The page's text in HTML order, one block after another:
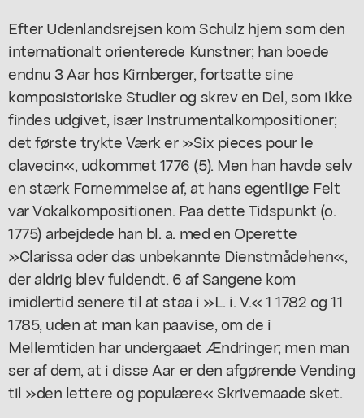
Efter Udenlandsrejsen kom Schulz hjem som den
internationalt orienterede Kunstner; han boede
endnu 3 Aar hos Kirnberger, fortsatte sine
komposistoriske Studier og skrev en Del, som ikke
findes udgivet, især Instrumentalkompositioner;
det første trykte Værk er »Six pieces pour le
clavecin«, udkommet 1776 (5). Men han havde selv
en stærk Fornemmelse af, at hans egentlige Felt
var Vokalkompositionen. Paa dette Tidspunkt (o.
1775) arbejdede han bl. a. med en Operette
»Clarissa oder das unbekannte Dienstmådehen«,
der aldrig blev fuldendt. 6 af Sangene kom
imidlertid senere til at staa i »L. i. V.« 1 1782 og 11
1785, uden at man kan paavise, om de i
Mellemtiden har undergaaet Ændringer; men man
ser af dem, at i disse Aar er den afgørende Vending
til »den lettere og populære« Skrivemaade sket.